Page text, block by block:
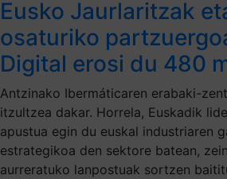
Eusko Jaurlaritzak
osaturiko
Digital erosi du 480
Antzinako Ibermáticaren erabaki-
itzultzea dakar. Horrela, Euskadik
apustua egin du euskal industriaren
estrategikoa den sektore batean,
aurreratuko lanpostuak sortzen